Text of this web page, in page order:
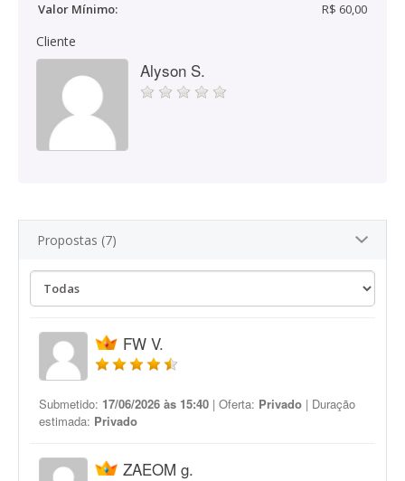
Valor Mínimo:
R$ 60,00
Cliente
Alyson S.
Propostas (7)
FW V.
Submetido: 17/06/2026 às 15:40 | Oferta: Privado | Duração
estimada: Privado
ZAEOM g.